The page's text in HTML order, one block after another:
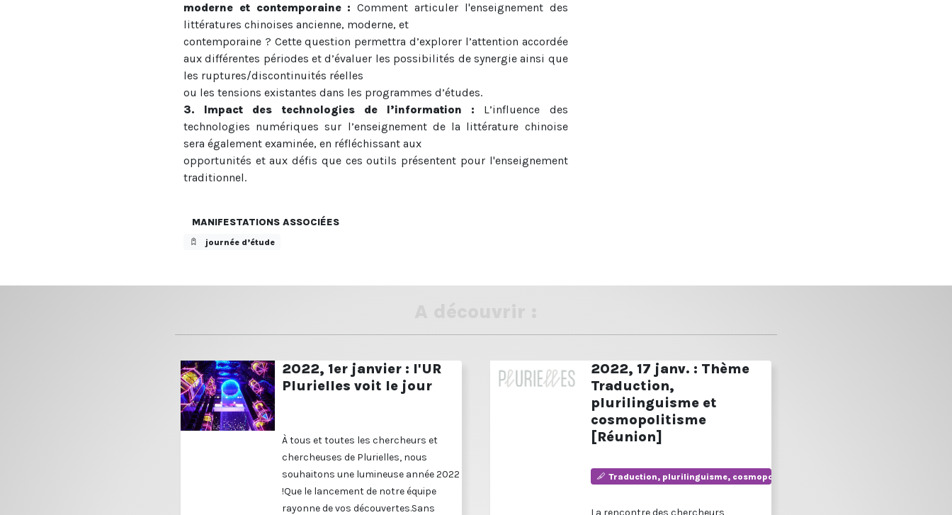
moderne et contemporaine :Comment articuler l'enseignement des
littératures chinoises ancienne, moderne, et
contemporaine ? Cette question permettra d’explorer l’attention accordée
aux différentes périodes et d’évaluer les possibilités de synergie ainsi que
les ruptures/discontinuités réelles
ou les tensions existantes dans les programmes d’études.
3. Impact des technologies de l’information : L’influence des
technologies numériques sur l’enseignement de la littérature chinoise
sera également examinée, en réfléchissant aux
opportunités et aux défis que ces outils présentent pour l'enseignement
traditionnel.
MANIFESTATIONS ASSOCIÉES
journée d’étude
2022, 1er janvier : l'UR
Plurielles voit le jour
À tous et toutes les chercheurs et
chercheuses de Plurielles, nous
souhaitons une lumineuse année 2022
!Que le lancement de notre équipe
rayonne de vos découvertes.Sans
2022, 17 janv. : Thème
Traduction,
plurilinguisme et
cosmopolitisme
[Réunion]
Traduction, plurilinguisme, cosmopolitisme
La rencontre des chercheurs